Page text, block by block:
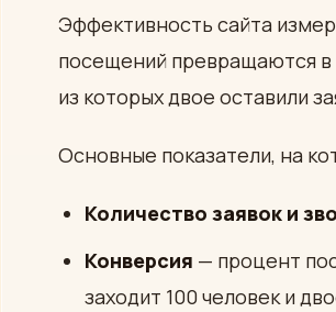
Эффективность сайта
посещений превращаются в
из которых двое оставили
Основные показатели, на
Количество заявок и
Конверсия — процент
заходит 100 человек и